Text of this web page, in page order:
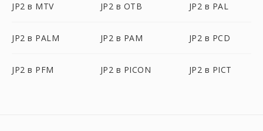
JP2 в MTV JP2 в OTB JP2 в PAL
JP2 в PALM JP2 в PAM JP2 в PCD
JP2 в PFM JP2 в PICON JP2 в PICT